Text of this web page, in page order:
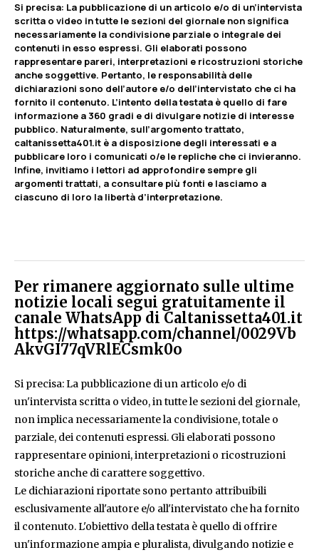
Si precisa: La pubblicazione di un articolo e/o di un’intervista
scritta o video in tutte le sezioni del giornale non significa
necessariamente la condivisione parziale o integrale dei
contenuti in esso espressi. Gli elaborati possono
rappresentare pareri, interpretazioni e ricostruzioni storiche
anche soggettive. Pertanto, le responsabilità delle
dichiarazioni sono dell’autore e/o dell’intervistato che ci ha
fornito il contenuto. L’intento della testata è quello di fare
informazione a 360 gradi e di divulgare notizie di interesse
pubblico. Naturalmente, sull’argomento trattato,
caltanissetta401.it è a disposizione degli interessati e a
pubblicare loro i comunicati o/e le repliche che ci invieranno.
Infine, invitiamo i lettori ad approfondire sempre gli
argomenti trattati, a consultare più fonti e lasciamo a
ciascuno di loro la libertà d’interpretazione.
Per rimanere aggiornato sulle ultime
notizie locali segui gratuitamente il
canale WhatsApp di Caltanissetta401.it
https://whatsapp.com/channel/0029Vb
AkvGI77qVRlECsmk0o
Si precisa: La pubblicazione di un articolo e/o di
un'intervista scritta o video, in tutte le sezioni del giornale,
non implica necessariamente la condivisione, totale o
parziale, dei contenuti espressi. Gli elaborati possono
rappresentare opinioni, interpretazioni o ricostruzioni
storiche anche di carattere soggettivo.
Le dichiarazioni riportate sono pertanto attribuibili
esclusivamente all'autore e/o all'intervistato che ha fornito
il contenuto. L'obiettivo della testata è quello di offrire
un'informazione ampia e pluralista, divulgando notizie e